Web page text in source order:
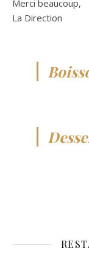
Merci beaucoup,
La Direction